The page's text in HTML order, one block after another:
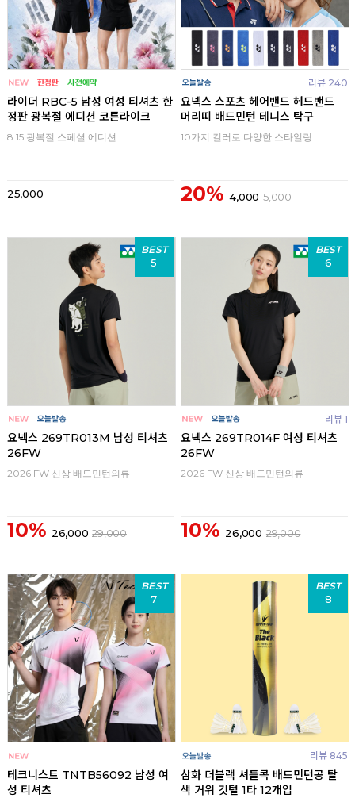
라이더 RBC-5 남성 여성 티셔츠 한
정판 광복절 에디션 코튼라이크
8.15 광복절 스페셜 에디션
25,000
리뷰 240
요넥스 스포츠 헤어밴드 헤드밴드
머리띠 배드민턴 테니스 탁구
10가지 컬러로 다양한 스타일링
20% 4,000 5,000
BEST
5
요넥스 269TR013M 남성 티셔츠
26FW
2026 FW 신상 배드민턴의류
10% 26,000 29,000
BEST
6
리뷰 1
요넥스 269TR014F 여성 티셔츠
26FW
2026 FW 신상 배드민턴의류
10% 26,000 29,000
BEST
7
테크니스트 TNTB56092 남성 여
성 티셔츠
BEST
8
리뷰 845
삼화 더블랙 셔틀콕 배드민턴공 탈
색 거위 깃털 1타 12개입